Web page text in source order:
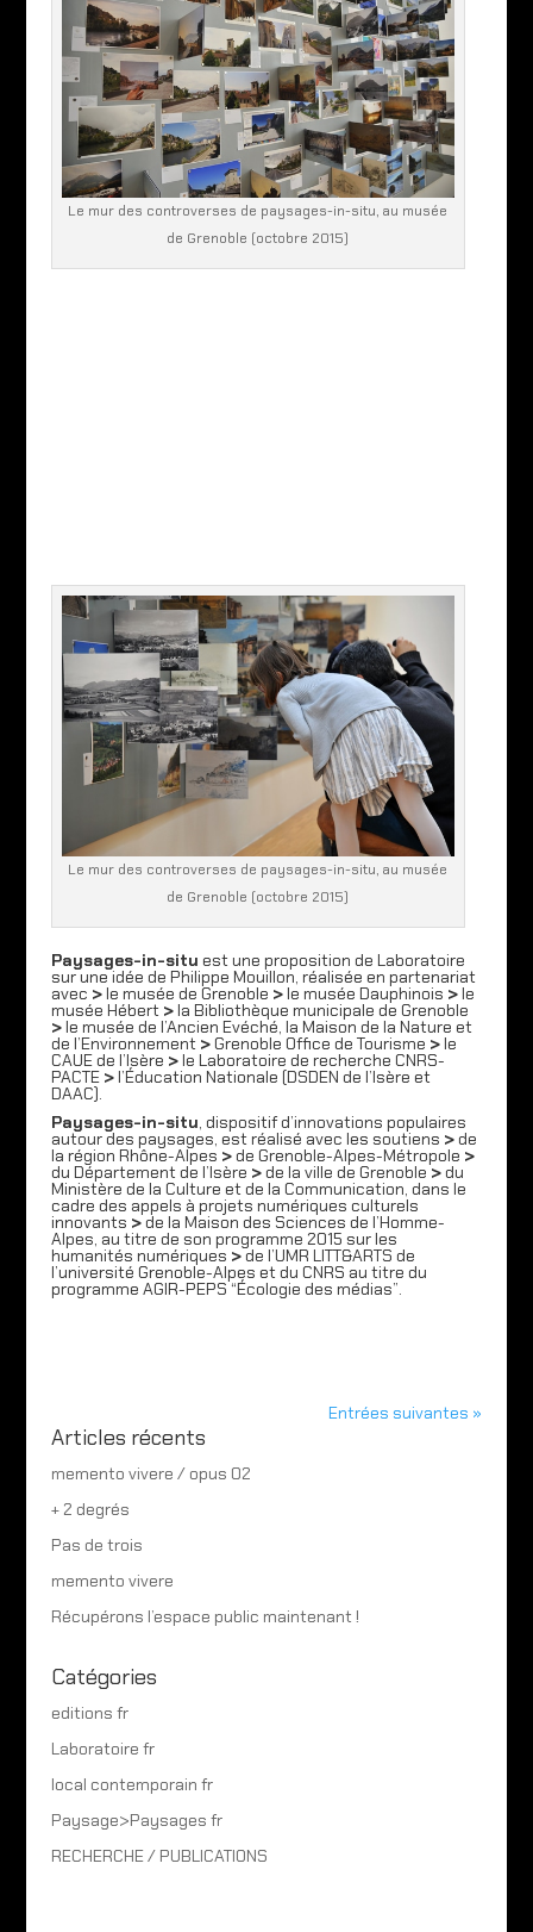
Le mur des controverses de paysages-in-situ, au musée
de Grenoble (octobre 2015)
Le mur des controverses de paysages-in-situ, au musée
de Grenoble (octobre 2015)
Paysages-in-situ est une proposition de Laboratoire
sur une idée de Philippe Mouillon, réalisée en partenariat
avec >le musée de Grenoble >le musée Dauphinois >le
musée Hébert >la Bibliothèque municipale de Grenoble
>le musée de l’Ancien Evéché, la Maison de la Nature et
de l’Environnement >Grenoble Office de Tourisme >le
CAUE de l’Isère >le Laboratoire de recherche CNRS-
PACTE >l’Éducation Nationale (DSDEN de l’Isère et
DAAC).
Paysages-in-situ, dispositif d’innovations populaires
autour des paysages, est réalisé avec les soutiens >de
la région Rhône-Alpes >de Grenoble-Alpes-Métropole >
du Département de l’Isère >de la ville de Grenoble>du
Ministère de la Culture et de la Communication, dans le
cadre des appels à projets numériques culturels
innovants >de la Maison des Sciences de l’Homme-
Alpes, au titre de son programme 2015 sur les
humanités numériques >de l’UMR LITT&ARTS de
l’université Grenoble-Alpes et du CNRS au titre du
programme AGIR-PEPS “Écologie des médias”.
Entrées suivantes »
Articles récents
memento vivere / opus 02
+ 2 degrés
Pas de trois
memento vivere
Récupérons l’espace public maintenant !
Catégories
editions fr
Laboratoire fr
local contemporain fr
Paysage>Paysages fr
RECHERCHE / PUBLICATIONS